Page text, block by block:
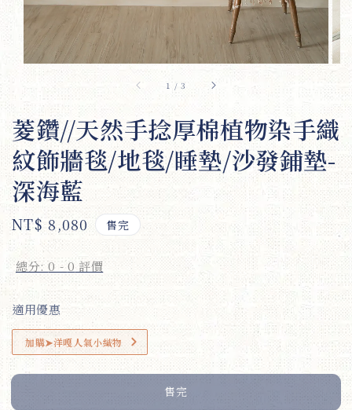
1 /3
菱鑽//天然手捻厚棉植物染手織
紋飾牆毯/地毯/睡墊/沙發鋪墊-
深海藍
Regular
price
NT$ 8,080 售完
總分:0 -0評價
適用優惠
加購➤洋嘎人氣小織物
售完